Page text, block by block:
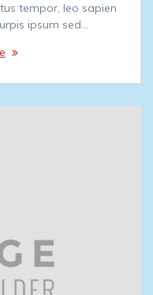
tempor, leo sapien
ipsum sed…